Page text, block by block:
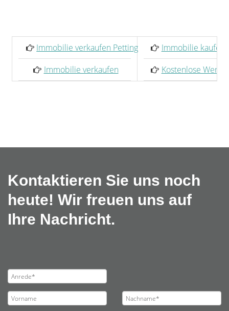
Immobilie verkaufen Petting
Immobilie kaufen
Immobilie verkaufen
Kostenlose
Kontaktieren Sie uns noch
heute! Wir freuen uns auf
Ihre Nachricht.